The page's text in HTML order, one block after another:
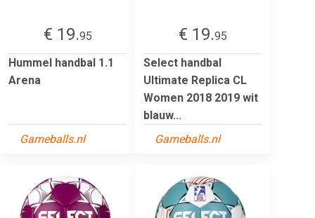
€ 19.95
Hummel handbal 1.1
Arena
Gameballs.nl
€ 19.95
Select handbal
Ultimate Replica CL
Women 2018 2019 wit
blauw...
Gameballs.nl